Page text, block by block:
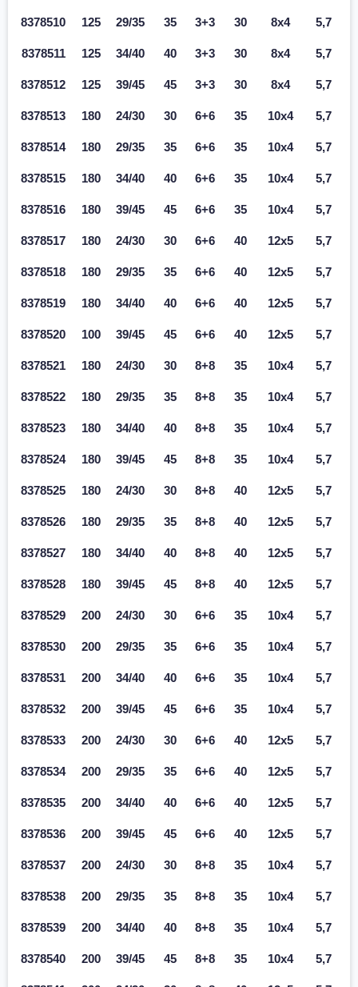
8378510 125 29/35 35 3+3 30 8x4 5,7
8378511 125 34/40 40 3+3 30 8x4 5,7
8378512 125 39/45 45 3+3 30 8x4 5,7
8378513 180 24/30 30 6+6 35 10x4 5,7
8378514 180 29/35 35 6+6 35 10x4 5,7
8378515 180 34/40 40 6+6 35 10x4 5,7
8378516 180 39/45 45 6+6 35 10x4 5,7
8378517 180 24/30 30 6+6 40 12x5 5,7
8378518 180 29/35 35 6+6 40 12x5 5,7
8378519 180 34/40 40 6+6 40 12x5 5,7
8378520 100 39/45 45 6+6 40 12x5 5,7
8378521 180 24/30 30 8+8 35 10x4 5,7
8378522 180 29/35 35 8+8 35 10x4 5,7
8378523 180 34/40 40 8+8 35 10x4 5,7
8378524 180 39/45 45 8+8 35 10x4 5,7
8378525 180 24/30 30 8+8 40 12x5 5,7
8378526 180 29/35 35 8+8 40 12x5 5,7
8378527 180 34/40 40 8+8 40 12x5 5,7
8378528 180 39/45 45 8+8 40 12x5 5,7
8378529 200 24/30 30 6+6 35 10x4 5,7
8378530 200 29/35 35 6+6 35 10x4 5,7
8378531 200 34/40 40 6+6 35 10x4 5,7
8378532 200 39/45 45 6+6 35 10x4 5,7
8378533 200 24/30 30 6+6 40 12x5 5,7
8378534 200 29/35 35 6+6 40 12x5 5,7
8378535 200 34/40 40 6+6 40 12x5 5,7
8378536 200 39/45 45 6+6 40 12x5 5,7
8378537 200 24/30 30 8+8 35 10x4 5,7
8378538 200 29/35 35 8+8 35 10x4 5,7
8378539 200 34/40 40 8+8 35 10x4 5,7
8378540 200 39/45 45 8+8 35 10x4 5,7